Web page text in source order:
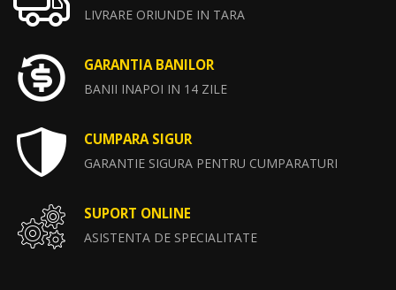
LIVRARE ORIUNDE IN TARA
GARANTIA BANILOR
BANII INAPOI IN 14 ZILE
CUMPARA SIGUR
GARANTIE SIGURA PENTRU CUMPARATURI
SUPORT ONLINE
ASISTENTA DE SPECIALITATE